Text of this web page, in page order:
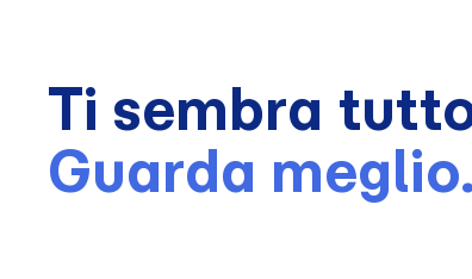
Ti sembra
Guarda meglio.